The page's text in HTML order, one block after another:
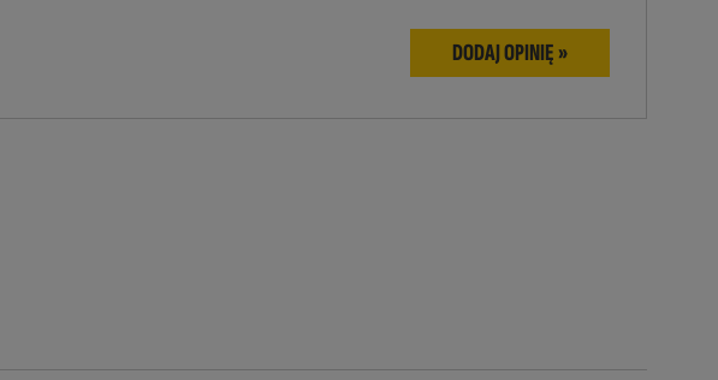
DODAJ OPINIĘ »